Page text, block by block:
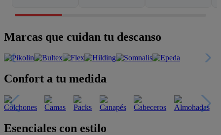
Marcas que cuidan tu descanso
Confort a tu medida
Esenciales con estilo